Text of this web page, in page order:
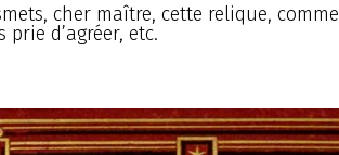
cher maître, cette relique,
d’agréer, etc.